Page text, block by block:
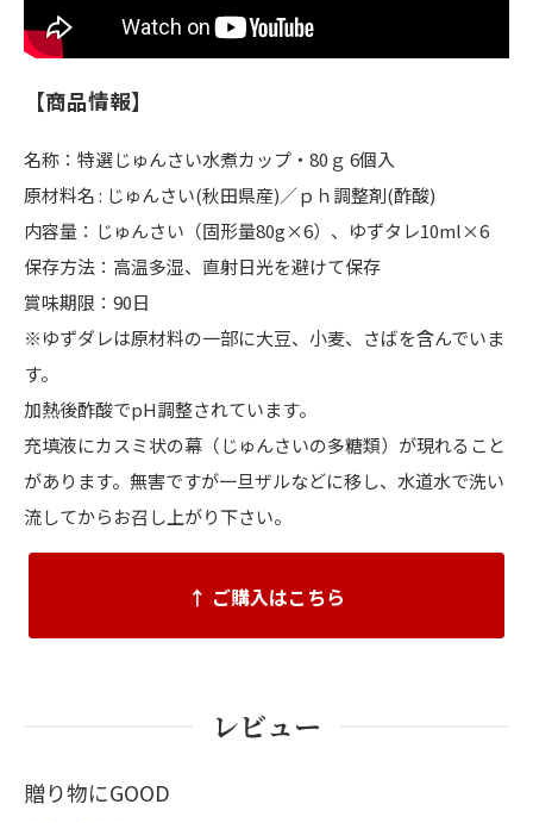
【商品情報】
名称：特選じゅんさい水煮カップ・80ｇ 6個入
原材料名 : じゅんさい(秋田県産)／ｐｈ調整剤(酢酸)
内容量：じゅんさい（固形量80g×6）、ゆずタレ10ml×6
保存方法：高温多湿、直射日光を避けて保存
賞味期限：90日
※ゆずダレは原材料の一部に大豆、小麦、さばを含んでいま
す。
加熱後酢酸でpH調整されています。
充填液にカスミ状の幕（じゅんさいの多糖類）が現れること
があります。無害ですが一旦ザルなどに移し、水道水で洗い
流してからお召し上がり下さい。
↑ ご購入はこちら
レビュー
贈り物にGOOD